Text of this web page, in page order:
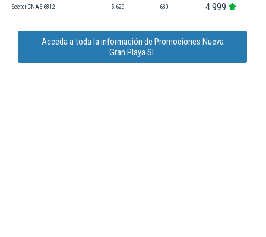
Sector CNAE 6812 5.629 630 4.999
Acceda a toda la información de Promociones Nueva
Gran Playa Sl.